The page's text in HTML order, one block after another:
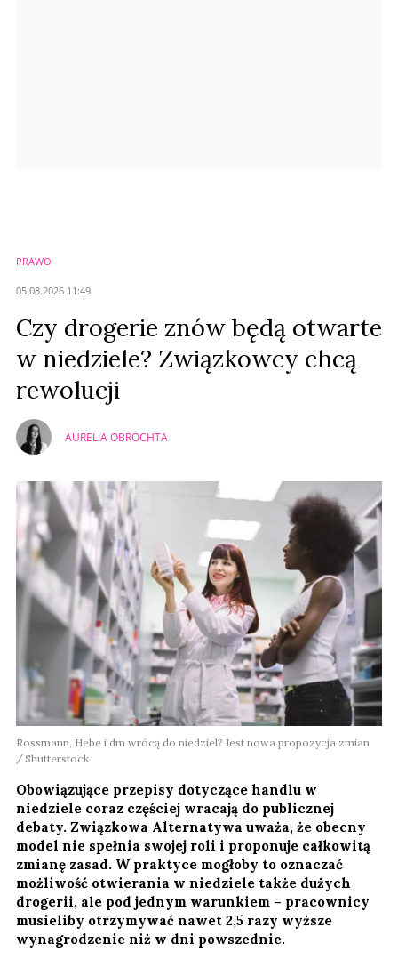
PRAWO
05.08.2026 11:49
Czy drogerie znów będą otwarte
w niedziele? Związkowcy chcą
rewolucji
AURELIA OBROCHTA
Rossmann, Hebe i dm wrócą do niedziel? Jest nowa propozycja zmian
Shutterstock
Obowiązujące przepisy dotyczące handlu w
niedziele coraz częściej wracają do publicznej
debaty. Związkowa Alternatywa uważa, że obecny
model nie spełnia swojej roli i proponuje całkowitą
zmianę zasad. W praktyce mogłoby to oznaczać
możliwość otwierania w niedziele także dużych
drogerii, ale pod jednym warunkiem – pracownicy
musieliby otrzymywać nawet 2,5 razy wyższe
wynagrodzenie niż w dni powszednie.